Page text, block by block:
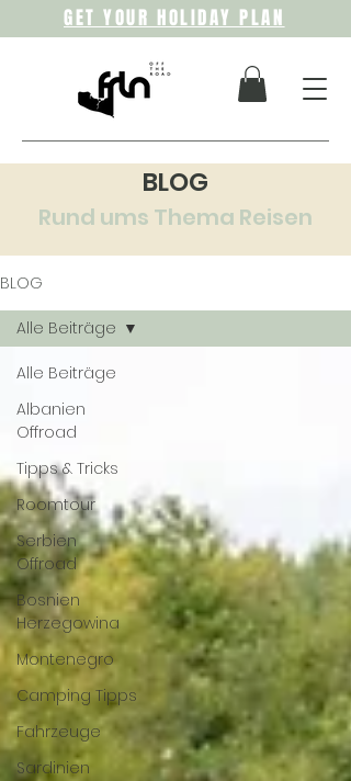
GET YOUR HOLIDAY PLAN
BLOG
Rund ums Thema Reisen
BLOG
Alle Beiträge
Albanien
Offroad
Tipps & Tricks
Roomtour
Serbien
Offroad
Bosnien
Herzegowina
Montenegro
Camping Tipps
Fahrzeuge
Sardinien
Alle Beiträge